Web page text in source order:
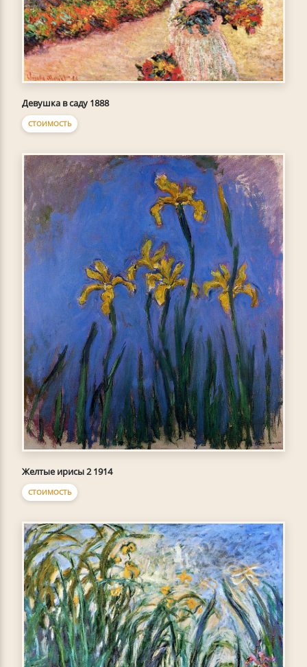
Девушка в саду 1888
СТОИМОСТЬ
Желтые ирисы 2 1914
СТОИМОСТЬ